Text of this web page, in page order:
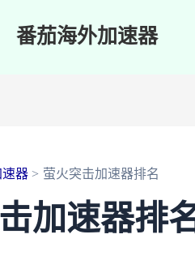
番茄海外加速器
速器 萤火突击加速器排名
加速器排